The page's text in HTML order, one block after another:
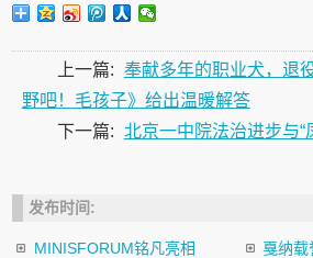
上一篇: 奉献多年的职业犬，退
野吧！毛孩子》给出温暖解答
下一篇: 北京一中院法治进步与“
发布时间:
MINISFORUM铭凡亮相
戛纳载